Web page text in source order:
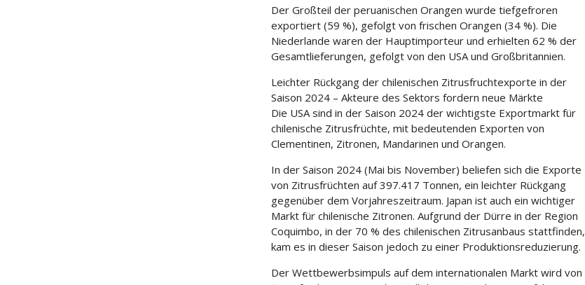
Der Großteil der peruanischen Orangen wurde tiefgefroren
exportiert (59 %), gefolgt von frischen Orangen (34 %). Die
Niederlande waren der Hauptimporteur und erhielten 62 % der
Gesamtlieferungen, gefolgt von den USA und Großbritannien.
Leichter Rückgang der chilenischen Zitrusfruchtexporte in der
Saison 2024 – Akteure des Sektors fordern neue Märkte
Die USA sind in der Saison 2024 der wichtigste Exportmarkt für
chilenische Zitrusfrüchte, mit bedeutenden Exporten von
Clementinen, Zitronen, Mandarinen und Orangen.
In der Saison 2024 (Mai bis November) beliefen sich die Exporte
von Zitrusfrüchten auf 397.417 Tonnen, ein leichter Rückgang
gegenüber dem Vorjahreszeitraum. Japan ist auch ein wichtiger
Markt für chilenische Zitronen. Aufgrund der Dürre in der Region
Coquimbo, in der 70 % des chilenischen Zitrusanbaus stattfinden,
kam es in dieser Saison jedoch zu einer Produktionsreduzierung.
Der Wettbewerbsimpuls auf dem internationalen Markt wird von